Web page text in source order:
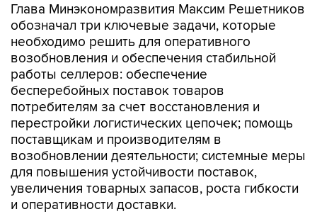
Глава Минэкономразвития Максим Решетников
обозначал три ключевые задачи, которые
необходимо решить для оперативного
возобновления и обеспечения стабильной
работы селлеров: обеспечение
бесперебойных поставок товаров
потребителям за счет восстановления и
перестройки логистических цепочек; помощь
поставщикам и производителям в
возобновлении деятельности; системные меры
для повышения устойчивости поставок,
увеличения товарных запасов, роста гибкости
и оперативности доставки.